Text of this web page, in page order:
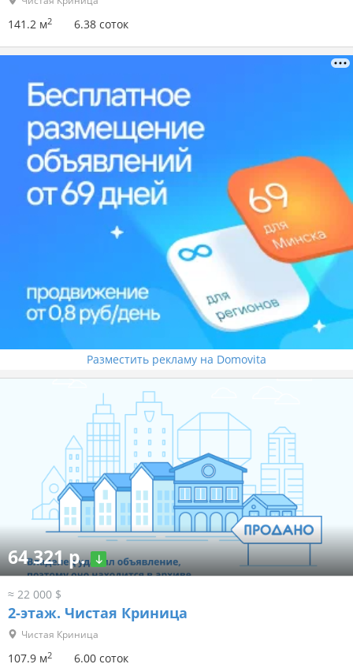
141.2 м2 6.38 соток
Разместить рекламу на Domovita
64 321 р.
≈ 22 000 $
2-этаж. Чистая Криница
Чистая Криница
107.9 м2 6.00 соток